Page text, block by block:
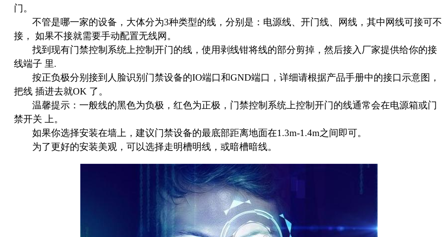
门。
不管是哪一家的设备，大体分为3种类型的线，分别是：电源线、开门线、网线，其中网线可接可不
接， 如果不接就需要手动配置无线网。
找到现有门禁控制系统上控制开门的线，使用剥线钳将线的部分剪掉，然后接入厂家提供给你的接
线端子 里.
按正负极分别接到人脸识别门禁设备的IO端口和GND端口，详细请根据产品手册中的接口示意图，
把线 插进去就OK 了。
温馨提示：一般线的黑色为负极，红色为正极，门禁控制系统上控制开门的线通常会在电源箱或门
禁开关 上。
如果你选择安装在墙上，建议门禁设备的最底部距离地面在1.3m-1.4m之间即可。
为了更好的安装美观，可以选择走明槽明线，或暗槽暗线。